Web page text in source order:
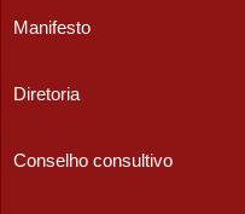
Manifesto
Diretoria
Conselho consultivo